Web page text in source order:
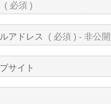
( 必須 )
アドレス ( 必須 ) - 非公
サイト